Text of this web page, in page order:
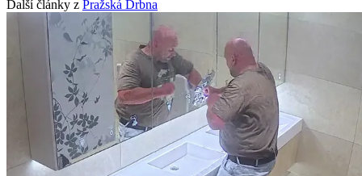
Další články z Pražská Drbna